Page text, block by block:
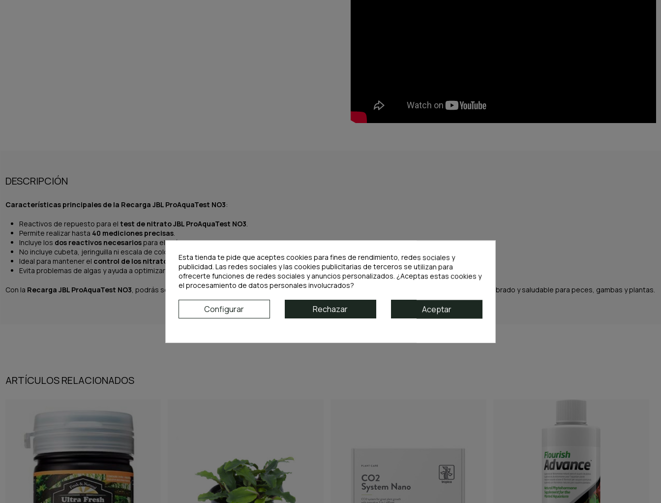
DESCRIPCIÓN
Características principales de la Recarga JBL ProAquaTest NO3:
Reactivos de repuesto para el test de nitrato JBL ProAquaTest NO3.
Permite realizar hasta 40 mediciones precisas.
Incluye los dos reactivos necesariospara el análisis.
No incluye cubeta, jeringuilla ni escala de colores (disponibles en el kit completo).
Ideal para mantener el control de los nitratos
en acuarios y estanques.
Evita problemas de algas y ayuda a optimizar la fertilización.
Con la Recarga JBL ProAquaTest NO3 , podrás seguir controlando de manera fiable los niveles de nitrato en tu acuario, garantizando un entorno equilibrado y saludable para peces, gambas y plantas.
ARTÍCULOS RELACIONADOS
Esta tienda te pide que aceptes cookies para fines de rendimiento, redes sociales y
publicidad. Las redes sociales y las cookies publicitarias de terceros se utilizan para
ofrecerte funciones de redes sociales y anuncios personalizados. ¿Aceptas estas cookies y
el procesamiento de datos personales involucrados?
Configurar Rechazar Aceptar